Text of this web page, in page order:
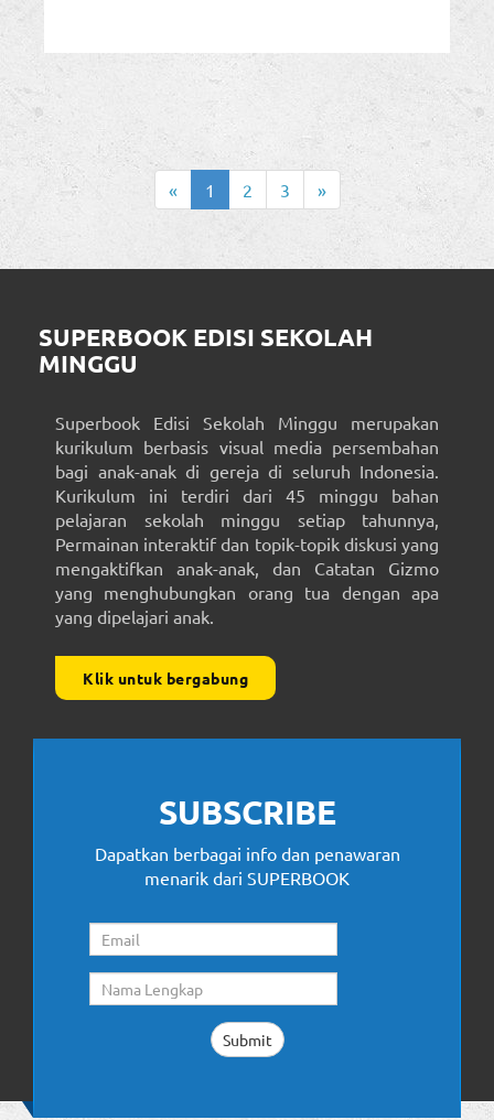
« 1 2 3 »
SUPERBOOK EDISI SEKOLAH
MINGGU
Superbook Edisi Sekolah Minggu merupakan
kurikulum berbasis visual media persembahan
bagi anak-anak di gereja di seluruh Indonesia.
Kurikulum ini terdiri dari 45 minggu bahan
pelajaran sekolah minggu setiap tahunnya,
Permainan interaktif dan topik-topik diskusi yang
mengaktifkan anak-anak, dan Catatan Gizmo
yang menghubungkan orang tua dengan apa
yang dipelajari anak.
Klik untuk bergabung
SUBSCRIBE
Dapatkan berbagai info dan penawaran
menarik dari SUPERBOOK